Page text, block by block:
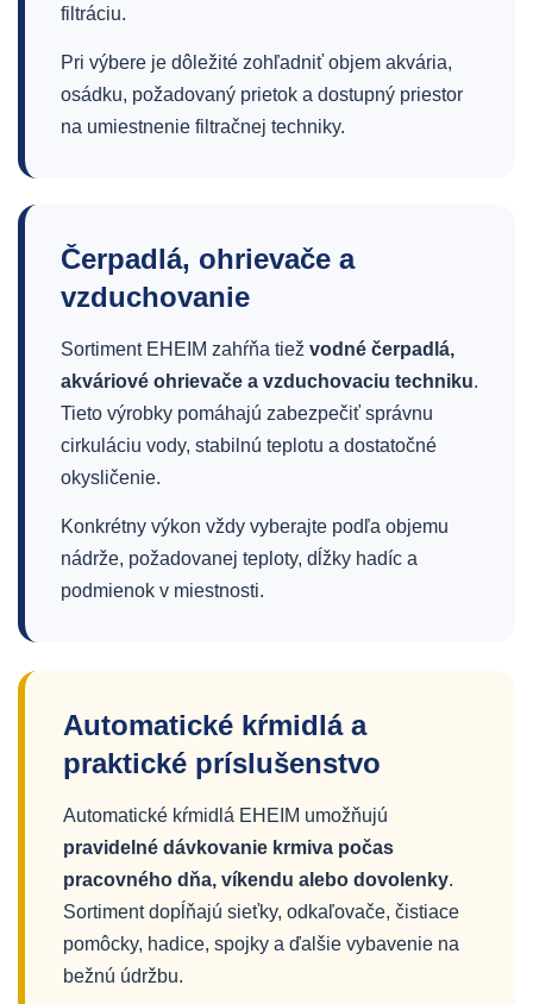
filtráciu.
Pri výbere je dôležité zohľadniť objem akvária,
osádku, požadovaný prietok a dostupný priestor
na umiestnenie filtračnej techniky.
Čerpadlá, ohrievače a
vzduchovanie
Sortiment EHEIM zahŕňa tiež vodné čerpadlá,
akváriové ohrievače a vzduchovaciu techniku.
Tieto výrobky pomáhajú zabezpečiť správnu
cirkuláciu vody, stabilnú teplotu a dostatočné
okysličenie.
Konkrétny výkon vždy vyberajte podľa objemu
nádrže, požadovanej teploty, dĺžky hadíc a
podmienok v miestnosti.
Automatické kŕmidlá a
praktické príslušenstvo
Automatické kŕmidlá EHEIM umožňujú
pravidelné dávkovanie krmiva počas
pracovného dňa, víkendu alebo dovolenky.
Sortiment dopĺňajú sieťky, odkaľovače, čistiace
pomôcky, hadice, spojky a ďalšie vybavenie na
bežnú údržbu.